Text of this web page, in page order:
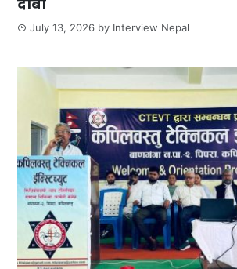
दाबी
July 13, 2026 by Interview Nepal